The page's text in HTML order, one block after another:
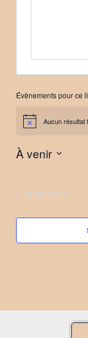
Évènements pour ce
Notice Aucun résultat
À venir
Sélectionnez
date.Évènements
précédents